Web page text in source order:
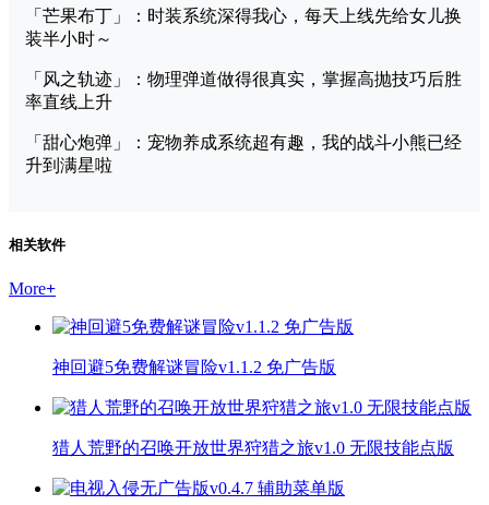
「芒果布丁」：时装系统深得我心，每天上线先给女儿换
装半小时～
「风之轨迹」：物理弹道做得很真实，掌握高抛技巧后胜
率直线上升
「甜心炮弹」：宠物养成系统超有趣，我的战斗小熊已经
升到满星啦
相关软件
More+
神回避5免费解谜冒险v1.1.2 免广告版
猎人荒野的召唤开放世界狩猎之旅v1.0 无限技能点版